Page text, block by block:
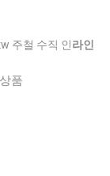
주철 수직 인라인
품